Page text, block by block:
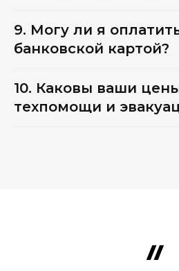
9. Могу ли я
банковской картой?
10. Каковы ваши
техпомощи и